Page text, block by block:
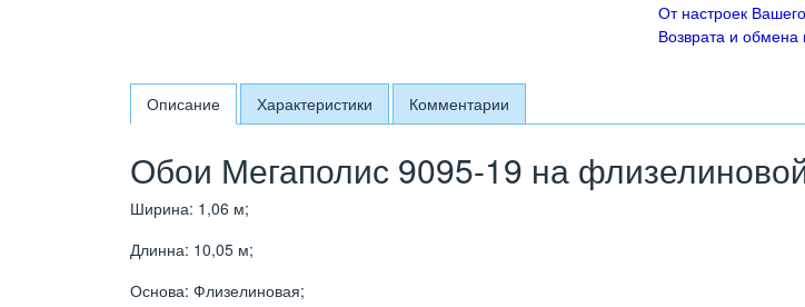
От настроек
Возврата и обмена
Описание Характеристики Комментарии
Обои Мегаполис 9095-19 на
Ширина: 1,06 м;
Длинна: 10,05 м;
Основа: Флизелиновая;